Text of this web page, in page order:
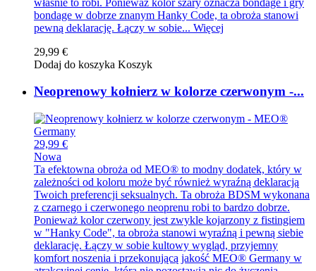
bondage w dobrze znanym Hanky Code, ta obroża stanowi
pewną deklarację. Łączy w sobie... Więcej
29,99 €
Dodaj do koszyka Koszyk
Neoprenowy kołnierz w kolorze czerwonym -...
29,99 €
Nowa
Ta efektowna obroża od MEO® to modny dodatek, który w
zależności od koloru może być również wyraźną deklaracją
Twoich preferencji seksualnych. Ta obroża BDSM wykonana
z czarnego i czerwonego neoprenu robi to bardzo dobrze.
Ponieważ kolor czerwony jest zwykle kojarzony z fistingiem
w "Hanky Code", ta obroża stanowi wyraźną i pewną siebie
deklarację. Łączy w sobie kultowy wygląd, przyjemny
komfort noszenia i przekonującą jakość MEO® Germany w